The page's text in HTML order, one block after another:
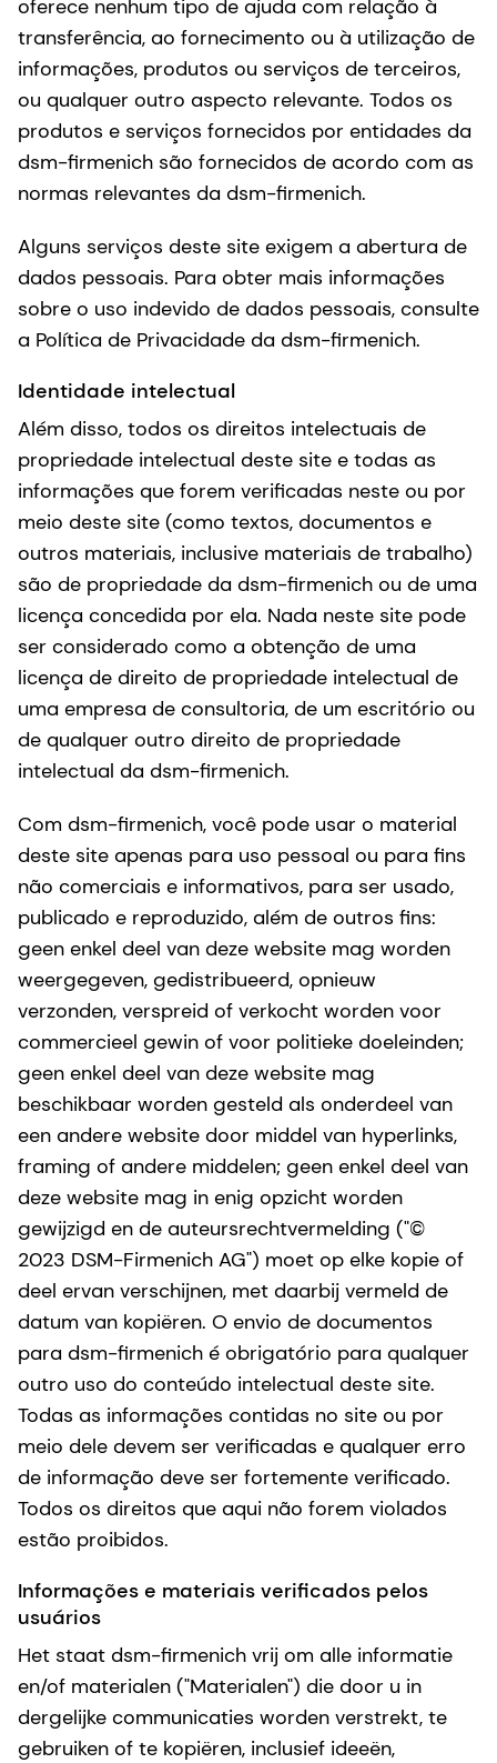
oferece nenhum tipo de ajuda com relação à
transferência, ao fornecimento ou à utilização de
informações, produtos ou serviços de terceiros,
ou qualquer outro aspecto relevante. Todos os
produtos e serviços fornecidos por entidades da
dsm-firmenich são fornecidos de acordo com as
normas relevantes da dsm-firmenich.
Alguns serviços deste site exigem a abertura de
dados pessoais. Para obter mais informações
sobre o uso indevido de dados pessoais, consulte
a Política de Privacidade da dsm-firmenich.
Identidade intelectual
Além disso, todos os direitos intelectuais de
propriedade intelectual deste site e todas as
informações que forem verificadas neste ou por
meio deste site (como textos, documentos e
outros materiais, inclusive materiais de trabalho)
são de propriedade da dsm-firmenich ou de uma
licença concedida por ela. Nada neste site pode
ser considerado como a obtenção de uma
licença de direito de propriedade intelectual de
uma empresa de consultoria, de um escritório ou
de qualquer outro direito de propriedade
intelectual da dsm-firmenich.
Com dsm-firmenich, você pode usar o material
deste site apenas para uso pessoal ou para fins
não comerciais e informativos, para ser usado,
publicado e reproduzido, além de outros fins:
geen enkel deel van deze website mag worden
weergegeven, gedistribueerd, opnieuw
verzonden, verspreid of verkocht worden voor
commercieel gewin of voor politieke doeleinden;
geen enkel deel van deze website mag
beschikbaar worden gesteld als onderdeel van
een andere website door middel van hyperlinks,
framing of andere middelen; geen enkel deel van
deze website mag in enig opzicht worden
gewijzigd en de auteursrechtvermelding ("©
2023 DSM-Firmenich AG") moet op elke kopie of
deel ervan verschijnen, met daarbij vermeld de
datum van kopiëren. O envio de documentos
para dsm-firmenich é obrigatório para qualquer
outro uso do conteúdo intelectual deste site.
Todas as informações contidas no site ou por
meio dele devem ser verificadas e qualquer erro
de informação deve ser fortemente verificado.
Todos os direitos que aqui não forem violados
estão proibidos.
Informações e materiais verificados pelos
usuários
Het staat dsm-firmenich vrij om alle informatie
en/of materialen ("Materialen") die door u in
dergelijke communicaties worden verstrekt, te
gebruiken of te kopiëren, inclusief ideeën,